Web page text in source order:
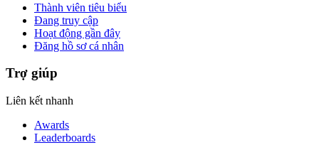
Thành viên tiêu biểu
Đang truy cập
Hoạt động gần đây
Đăng hồ sơ cá nhân
Trợ giúp
Liên kết nhanh
Awards
Leaderboards